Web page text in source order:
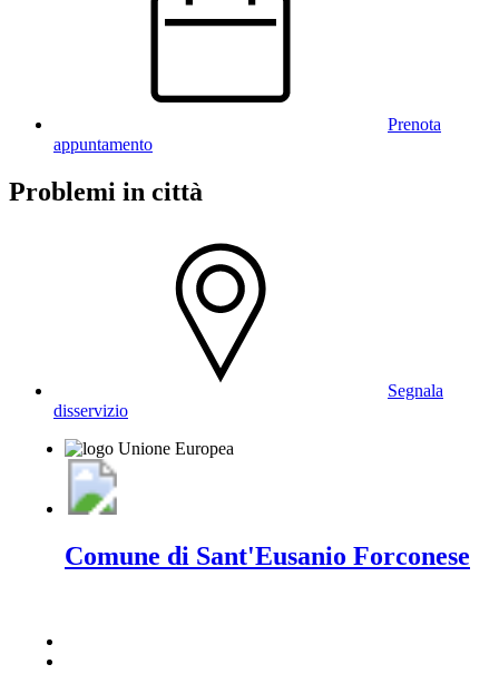
Prenota
appuntamento
Problemi in città
Segnala
disservizio
Comune di Sant'Eusanio Forconese